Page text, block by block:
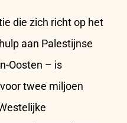
die zich richt op het
aan Palestijnse
Oosten – is
twee miljoen